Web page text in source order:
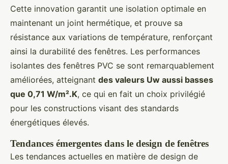
Cette innovation garantit une isolation optimale en
maintenant un joint hermétique, et prouve sa
résistance aux variations de température, renforçant
ainsi la durabilité des fenêtres. Les performances
isolantes des fenêtres PVC se sont remarquablement
améliorées, atteignant des valeurs Uw aussi basses
que 0,71 W/m².K, ce qui en fait un choix privilégié
pour les constructions visant des standards
énergétiques élevés.
Tendances émergentes dans le design de fenêtres
Les tendances actuelles en matière de design de